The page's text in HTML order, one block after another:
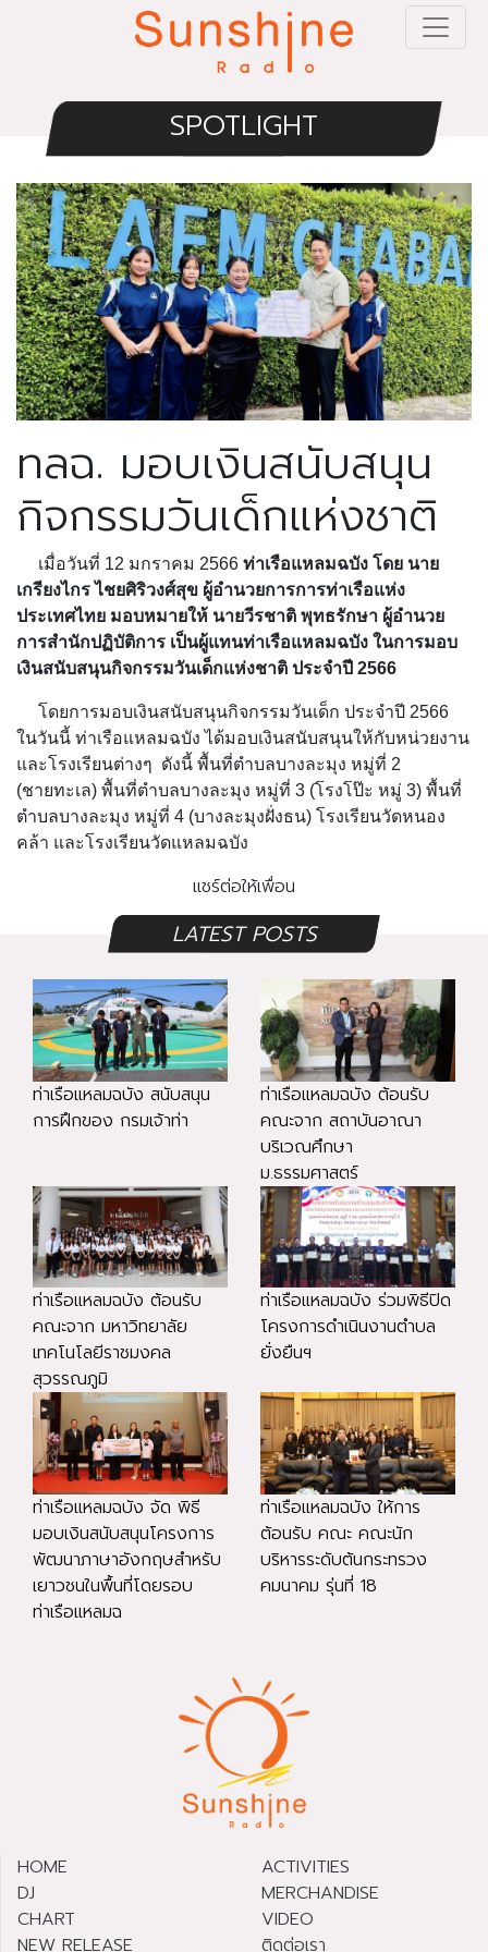
SPOTLIGHT
ทลฉ. มอบเงินสนับสนุน
กิจกรรมวันเด็กแห่งชาติ
เมื่อวันที่ 12 มกราคม 2566 ท่าเรือแหลมฉบัง โดย นาย
เกรียงไกร ไชยศิริวงศ์สุข ผู้อำนวยการการท่าเรือแห่ง
ประเทศไทย มอบหมายให้ นายวีรชาติ พุทธรักษา ผู้อำนวย
การสำนักปฏิบัติการ เป็นผู้แทนท่าเรือแหลมฉบัง ในการมอบ
เงินสนับสนุนกิจกรรมวันเด็กแห่งชาติ ประจำปี 2566
โดยการมอบเงินสนับสนุนกิจกรรมวันเด็ก ประจำปี 2566
ในวันนี้ ท่าเรือแหลมฉบัง ได้มอบเงินสนับสนุนให้กับหน่วยงาน
และโรงเรียนต่างๆ ดังนี้ พื้นที่ตำบลบางละมุง หมู่ที่ 2
(ชายทะเล) พื้นที่ตำบลบางละมุง หมู่ที่ 3 (โรงโป๊ะ หมู่ 3) พื้นที่
ตำบลบางละมุง หมู่ที่ 4 (บางละมุงฝั่งธน) โรงเรียนวัดหนอง
คล้า และโรงเรียนวัดแหลมฉบัง
แชร์ต่อให้เพื่อน
LATEST POSTS
ท่าเรือแหลมฉบัง สนับสนุน
การฝึกของ กรมเจ้าท่า
ท่าเรือแหลมฉบัง ต้อนรับ
คณะจาก สถาบันอาณา
บริเวณศึกษา
ม.ธรรมศาสตร์
ท่าเรือแหลมฉบัง ต้อนรับ
คณะจาก มหาวิทยาลัย
เทคโนโลยีราชมงคล
สุวรรณภูมิ
ท่าเรือแหลมฉบัง ร่วมพิธีปิด
โครงการดำเนินงานตำบล
ยั่งยืนฯ
ท่าเรือแหลมฉบัง จัด พิธี
มอบเงินสนับสนุนโครงการ
พัฒนาภาษาอังกฤษสำหรับ
เยาวชนในพื้นที่โดยรอบ
ท่าเรือแหลมฉ
ท่าเรือแหลมฉบัง ให้การ
ต้อนรับ คณะ คณะนัก
บริหารระดับต้นกระทรวง
คมนาคม รุ่นที่ 18
HOME
DJ
CHART
NEW RELEASE
ACTIVITIES
MERCHANDISE
VIDEO
ติดต่อเรา